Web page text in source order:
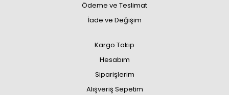
Ödeme ve Teslimat
İade ve Değişim
Kargo Takip
Hesabım
Siparişlerim
Alışveriş Sepetim